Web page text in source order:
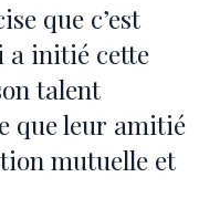
que c’est
a initié cette
talent
que leur amitié
mutuelle et